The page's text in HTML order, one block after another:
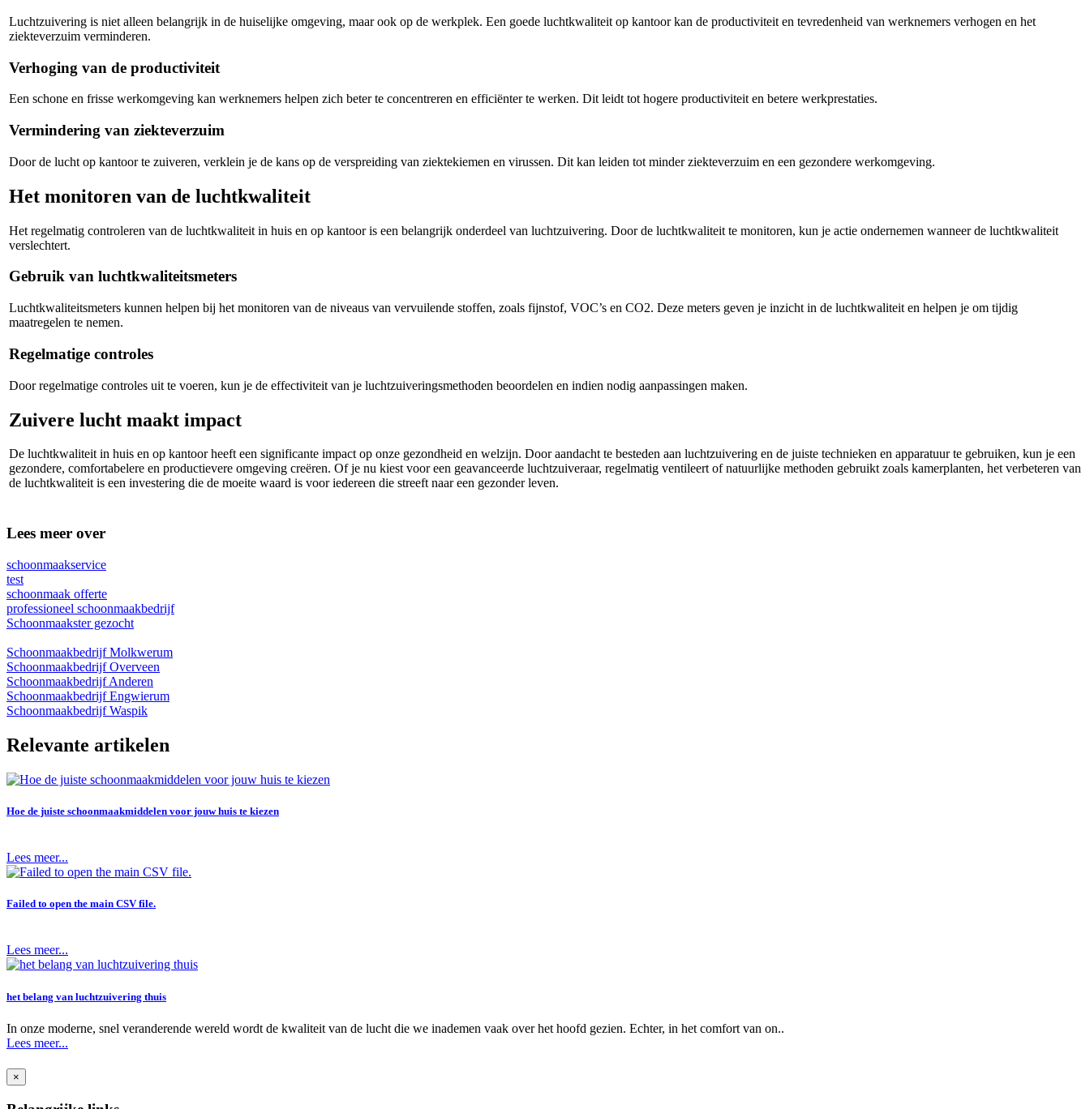
Luchtzuivering is niet alleen belangrijk in de huiselijke omgeving, maar ook op de werkplek. Een goede luchtkwaliteit op kantoor kan de productiviteit en tevredenheid van werknemers verhogen en het
ziekteverzuim verminderen.
Verhoging van de productiviteit
Een schone en frisse werkomgeving kan werknemers helpen zich beter te concentreren en efficiënter te werken. Dit leidt tot hogere productiviteit en betere werkprestaties.
Vermindering van ziekteverzuim
Door de lucht op kantoor te zuiveren, verklein je de kans op de verspreiding van ziektekiemen en virussen. Dit kan leiden tot minder ziekteverzuim en een gezondere werkomgeving.
Het monitoren van de luchtkwaliteit
Het regelmatig controleren van de luchtkwaliteit in huis en op kantoor is een belangrijk onderdeel van luchtzuivering. Door de luchtkwaliteit te monitoren, kun je actie ondernemen wanneer de luchtkwaliteit
verslechtert.
Gebruik van luchtkwaliteitsmeters
Luchtkwaliteitsmeters kunnen helpen bij het monitoren van de niveaus van vervuilende stoffen, zoals fijnstof, VOC’s en CO2. Deze meters geven je inzicht in de luchtkwaliteit en helpen je om tijdig
maatregelen te nemen.
Regelmatige controles
Door regelmatige controles uit te voeren, kun je de effectiviteit van je luchtzuiveringsmethoden beoordelen en indien nodig aanpassingen maken.
Zuivere lucht maakt impact
De luchtkwaliteit in huis en op kantoor heeft een significante impact op onze gezondheid en welzijn. Door aandacht te besteden aan luchtzuivering en de juiste technieken en apparatuur te gebruiken, kun je een
gezondere, comfortabelere en productievere omgeving creëren. Of je nu kiest voor een geavanceerde luchtzuiveraar, regelmatig ventileert of natuurlijke methoden gebruikt zoals kamerplanten, het verbeteren van
de luchtkwaliteit is een investering die de moeite waard is voor iedereen die streeft naar een gezonder leven.
Lees meer over
schoonmaakservice
test
schoonmaak offerte
professioneel schoonmaakbedrijf
Schoonmaakster gezocht
Schoonmaakbedrijf Molkwerum
Schoonmaakbedrijf Overveen
Schoonmaakbedrijf Anderen
Schoonmaakbedrijf Engwierum
Schoonmaakbedrijf Waspik
Relevante artikelen
Hoe de juiste schoonmaakmiddelen voor jouw huis te kiezen
Lees meer...
Failed to open the main CSV file.
Lees meer...
het belang van luchtzuivering thuis
In onze moderne, snel veranderende wereld wordt de kwaliteit van de lucht die we inademen vaak over het hoofd gezien. Echter, in het comfort van on..
Lees meer...
×